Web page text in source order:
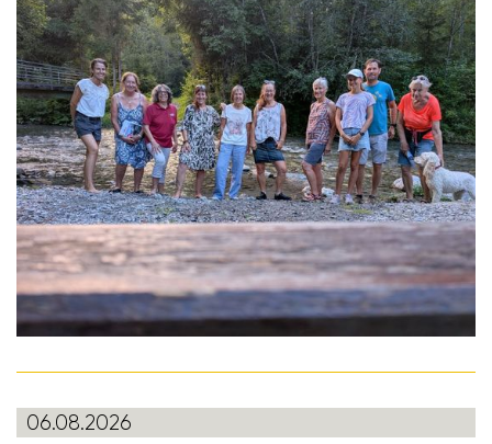
06.08.2026